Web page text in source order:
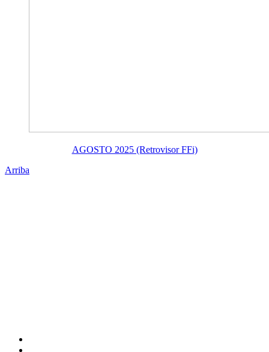
AGOSTO 2025 (Retrovisor FFi)
Arriba